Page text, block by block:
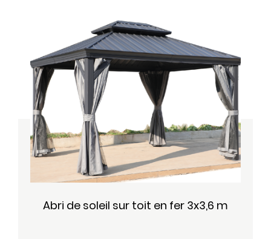
Abri de soleil sur toit en fer 3x3,6 m